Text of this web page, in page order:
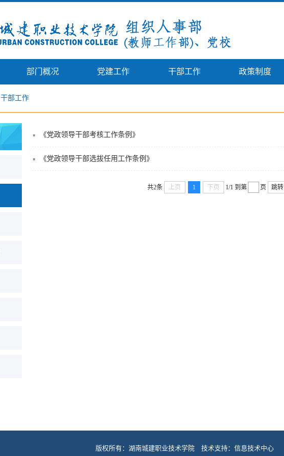
部门概况 党建工作 干部工作 政策制度
干部工作
《党政领导干部考核工作条例》
《党政领导干部选拔任用工作条例》
共2条 上页 1 下页 1/1 到第 页 跳转
版权所有：湖南城建职业技术学院 技术支持：信息技术中心